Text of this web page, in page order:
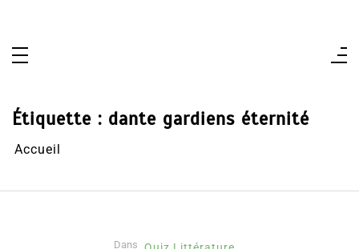
Étiquette : dante gardiens éternité
Accueil
Dans